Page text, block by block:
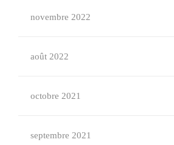
novembre 2022
août 2022
octobre 2021
septembre 2021